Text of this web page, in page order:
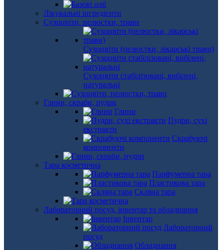
Лікувальні інгредієнти
Сухоцвіти, пелюстки, трави
Сухоцвіти (пелюстки, лікарські трави)
Сухоцвіти стабілізовані, вибілені,
натуральні
Глини, скраби, пудри
Глини
Пудри, сухі
екстракти
Скрабуючі
компоненти
Тара косметична
Парфумерна тара
Пластикова тара
Скляна тара
Лабораторний посуд, інвентар та обладнання
Інвентар
Лабораторний
посуд
Обладнання